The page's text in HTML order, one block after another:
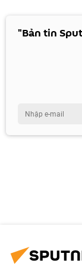
"Bản tin